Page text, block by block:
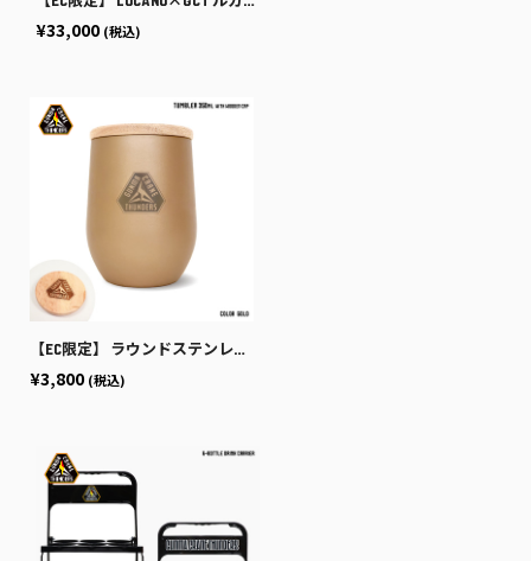
¥33,000 (税込)
【EC限定】 ラウンドステンレスタンブラー ウッドキャップ付き 保温保冷 350ml 【プライマリーロゴ刻印】
¥3,800 (税込)